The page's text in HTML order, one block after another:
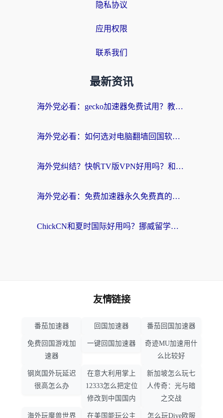
隐私协议
应用权限
联系我们
最新资讯
海外党必看：gecko加速器免费试用？教你选对回国加速器，无缝刷国内剧玩游戏
海外党必看：如何选对电脑翻墙回国软件，轻松解锁国内资源？
海外党纠结？快帆TV版VPN好用吗？和扇贝手游VPN对比哪个回国效果更好？
海外党必看：免费加速器永久免费真的存在吗？教你选对回国加速器无缝刷国内资源
ChickCN和夏时国际好用吗？挪威留学生亲测3款回国加速器，附穿梭和加速喵对比指南
友情链接
番茄加速器 回国加速器 番茄回国加速器
免费回国游戏加
速器
一键回国加速器
奇迹MU加速用什
么比较好
钢岚国外玩延迟
很高怎么办
在意大利用掌上
12333怎么把定位
修改到中国国内
新加坡怎么玩七
人传奇：光与暗
之交战
海外玩魔兽世界 在美国能玩公主 怎么玩Dive欧服